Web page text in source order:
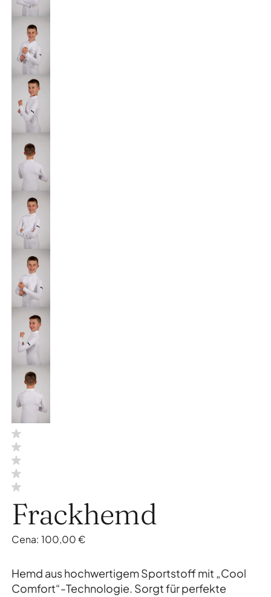
Frackhemd
Cena: 100,00€
Hemd aus hochwertigem Sportstoff mit „Cool
Comfort“-Technologie. Sorgt für perfekte